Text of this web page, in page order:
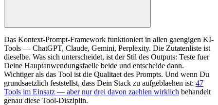
Das Kontext-Prompt-Framework funktioniert in allen gaengigen KI-
Tools — ChatGPT, Claude, Gemini, Perplexity. Die Zutatenliste ist
dieselbe. Was sich unterscheidet, ist der Stil des Outputs: Teste fuer
Deine Hauptanwendungsfaelle beide und entscheide dann.
Wichtiger als das Tool ist die Qualitaet des Prompts. Und wenn Du
grundsaetzlich feststellst, dass Dein Stack zu aufgeblaehen ist: 47
Tools im Einsatz — aber nur drei davon zaehlen wirklich behandelt
genau diese Tool-Disziplin.